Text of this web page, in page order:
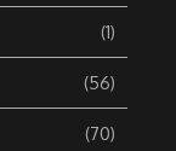
(1)
(56)
(70)